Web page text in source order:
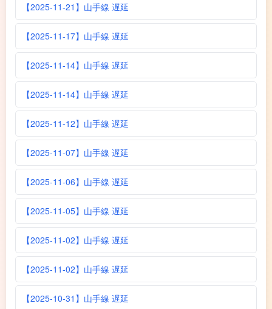
【2025-11-21】山手線 遅延
【2025-11-17】山手線 遅延
【2025-11-14】山手線 遅延
【2025-11-14】山手線 遅延
【2025-11-12】山手線 遅延
【2025-11-07】山手線 遅延
【2025-11-06】山手線 遅延
【2025-11-05】山手線 遅延
【2025-11-02】山手線 遅延
【2025-11-02】山手線 遅延
【2025-10-31】山手線 遅延